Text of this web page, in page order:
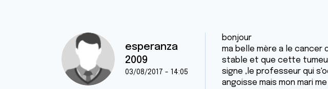
esperanza
2009
03/08/2017 - 14:05
bonjour
ma belle mère a le
stable et que cette
signe ,le professeur qui
angoisse mais mon mari